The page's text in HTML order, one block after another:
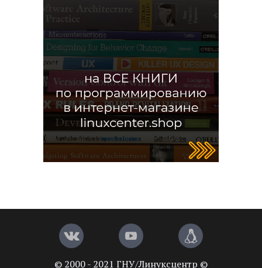
© 2000 - 2021 ГНУ/Линуксцентр ©